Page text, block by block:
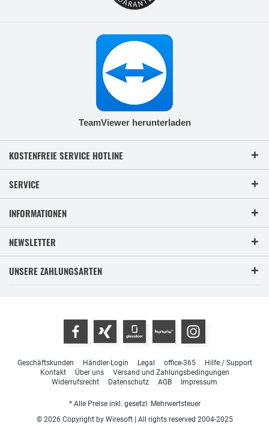
TeamViewer herunterladen
KOSTENFREIE SERVICE HOTLINE
SERVICE
INFORMATIONEN
NEWSLETTER
UNSERE ZAHLUNGSARTEN
Geschäftskunden Händler-Login Legal office-365
Hilfe / Support
Kontakt
Über uns
Versand und Zahlungsbedingungen
Widerrufsrecht
Datenschutz AGB Impressum
* Alle Preise inkl. gesetzl. Mehrwertsteuer
© 2026 Copyright by Wiresoft | All rights reserved 2004-2025